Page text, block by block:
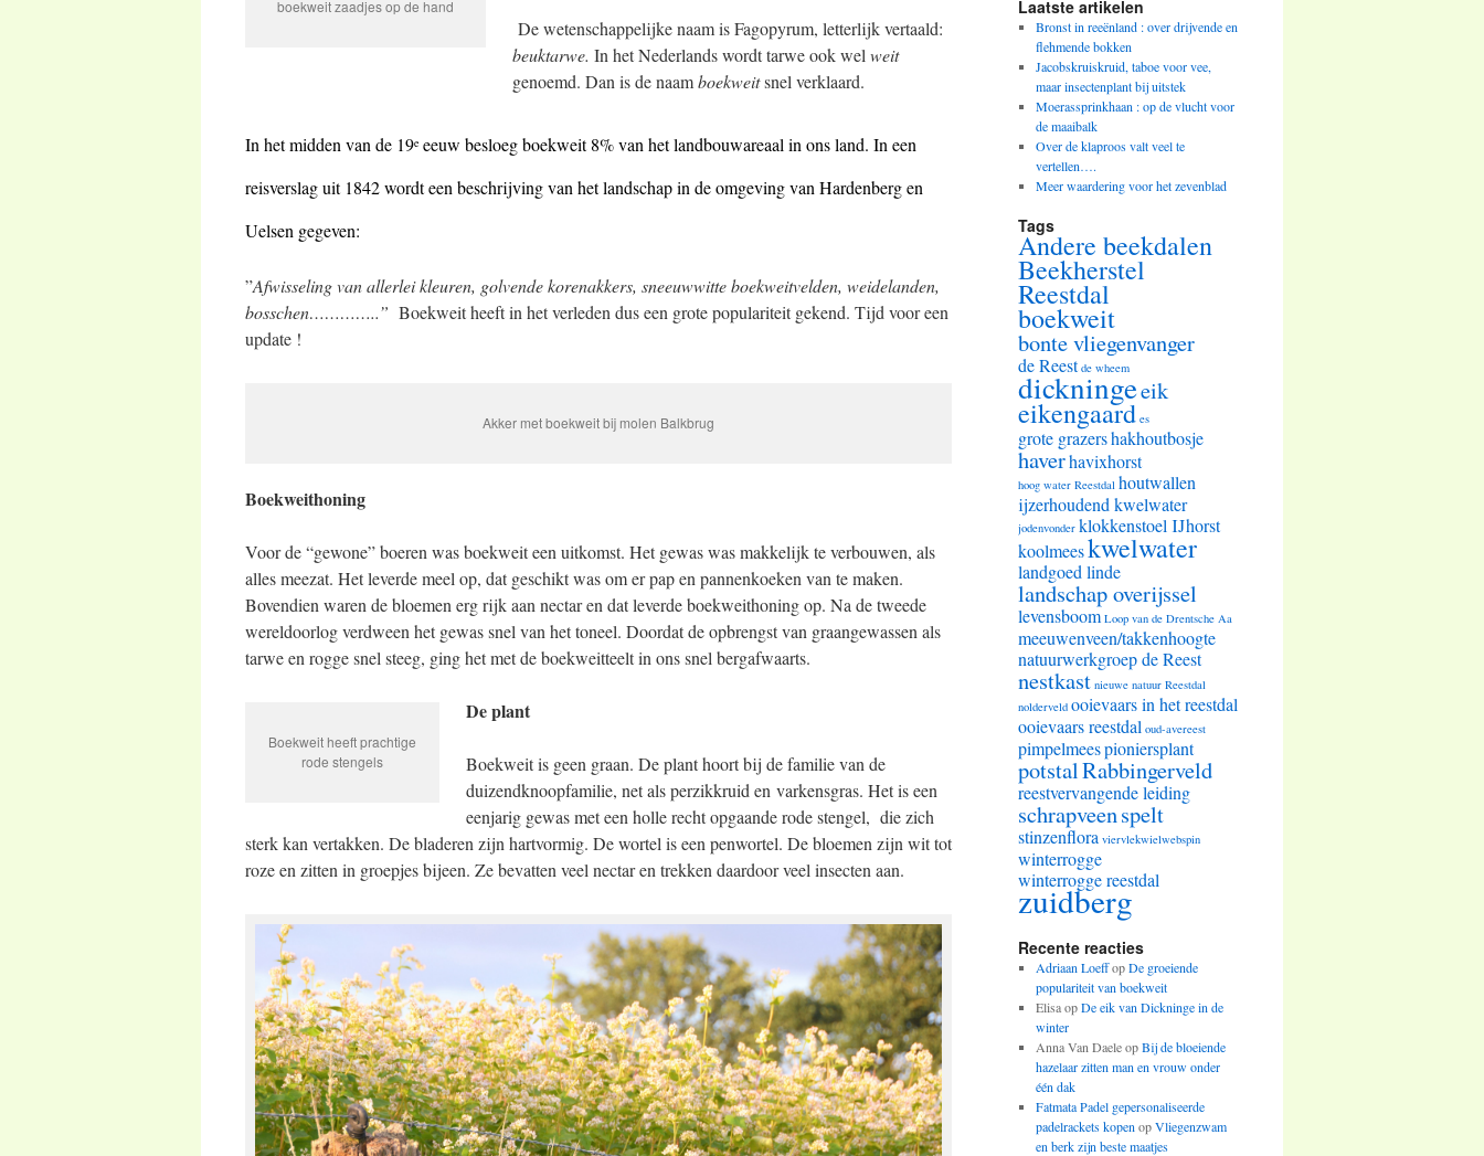
boekweit zaadjes op de hand
De wetenschappelijke naam is Fagopyrum, letterlijk vertaald:
beuktarwe. In het Nederlands wordt tarwe ook wel weit
genoemd. Dan is de naamboekweitsnel verklaard.
In het midden van de 19e eeuw besloeg boekweit 8% van het landbouwareaal in ons land. In een
reisverslag uit 1842 wordt een beschrijving van het landschap in de omgeving van Hardenberg en
Uelsen gegeven:
”Afwisseling van allerlei kleuren, golvende korenakkers, sneeuwwitte boekweitvelden, weidelanden,
bosschen…………..” Boekweit heeft in het verleden dus een grote populariteit gekend. Tijd voor een
update !
Akker met boekweit bij molen Balkbrug
Boekweithoning
Voor de “gewone” boeren was boekweit een uitkomst. Het gewas was makkelijk te verbouwen, als
alles meezat. Het leverde meel op, dat geschikt was om er pap en pannenkoeken van te maken.
Bovendien waren de bloemen erg rijk aan nectar en dat leverde boekweithoning op. Na de tweede
wereldoorlog verdween het gewas snel van het toneel. Doordat de opbrengst van graangewassen als
tarwe en rogge snel steeg, ging het met de boekweitteelt in ons snel bergafwaarts.
Boekweit heeft prachtige
rode stengels
De plant
Boekweit is geen graan. De plant hoort bij de familie van de
duizendknoopfamilie, net als perzikkruid en varkensgras. Het is een
eenjarig gewas met een holle recht opgaande rode stengel, die zich
sterk kan vertakken. De bladeren zijn hartvormig. De wortel is een penwortel. De bloemen zijn wit tot
roze en zitten in groepjes bijeen. Ze bevatten veel nectar en trekken daardoor veel insecten aan.
Laatste artikelen
Bronst in reeënland : over drijvende en
flehmende bokken
Jacobskruiskruid, taboe voor vee,
maar insectenplant bij uitstek
Moerassprinkhaan : op de vlucht voor
de maaibalk
Over de klaproos valt veel te
vertellen….
Meer waardering voor het zevenblad
Tags
Andere beekdalen
Beekherstel
Reestdal
boekweit
bonte vliegenvanger
de Reest de wheem
dickningeeik
eikengaard es
grote grazershakhoutbosje
haverhavixhorst
hoog water Reestdal houtwallen
ijzerhoudend kwelwater
jodenvonder klokkenstoel IJhorst
koolmeeskwelwater
landgoed linde
landschap overijssel
levensboom Loop van de Drentsche Aa
meeuwenveen/takkenhoogte
natuurwerkgroep de Reest
nestkast nieuwe natuur Reestdal
nolderveld ooievaars in het reestdal
ooievaars reestdal oud-avereest
pimpelmeespioniersplant
potstalRabbingerveld
reestvervangende leiding
schrapveenspelt
stinzenflora viervlekwielwebspin
winterrogge
winterrogge reestdal
zuidberg
Recente reacties
Adriaan LoeffopDe groeiende
populariteit van boekweit
Elisa opDe eik van Dickninge in de
winter
Anna Van Daele opBij de bloeiende
hazelaar zitten man en vrouw onder
één dak
Fatmata Padel gepersonaliseerde
padelrackets kopen opVliegenzwam
en berk zijn beste maatjes